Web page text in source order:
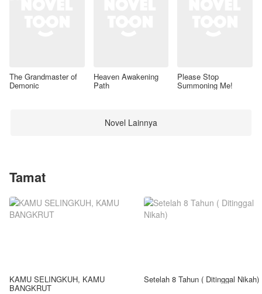
The Grandmaster of
Demonic
Heaven Awakening
Path
Please Stop
Summoning Me!
Novel Lainnya
Tamat
KAMU SELINGKUH, KAMU
BANGKRUT
Setelah 8 Tahun ( Ditinggal Nikah)